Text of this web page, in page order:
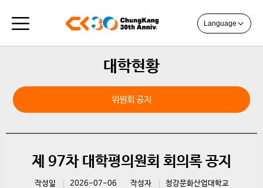
Language
대학현황
위원회 공지
제 97차 대학평의원회 회의록 공지
작성일 2026-07-06 작성자 청강문화산업대학교